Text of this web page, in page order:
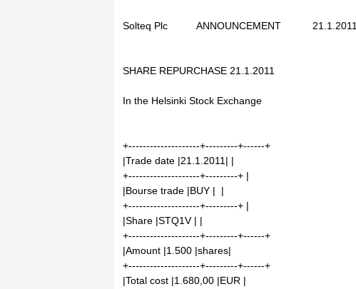
Solteq Plc ANNOUNCEMENT 21.1.2011
SHARE REPURCHASE 21.1.2011
In the Helsinki Stock Exchange
+--------------------+---------+------+
|Trade date |21.1.2011| |
+--------------------+---------+ |
|Bourse trade |BUY | |
+--------------------+---------+ |
|Share |STQ1V | |
+--------------------+---------+------+
|Amount |1.500 |shares|
+--------------------+---------+------+
|Total cost |1.680,00 |EUR |